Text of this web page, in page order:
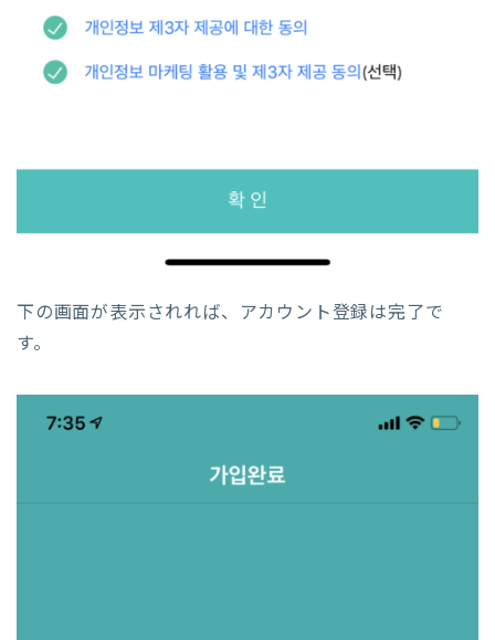
下の画面が表示されれば、アカウント登録は完了で
す。